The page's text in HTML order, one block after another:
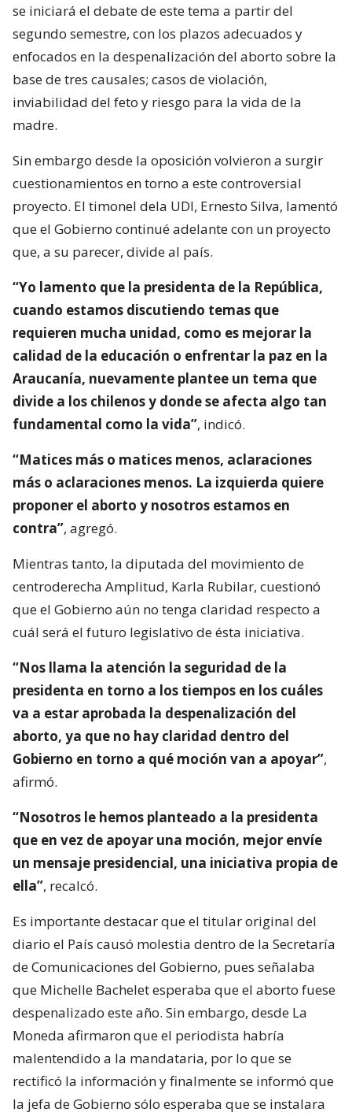
se iniciará el debate de este tema a partir del
segundo semestre, con los plazos adecuados y
enfocados en la despenalización del aborto sobre la
base de tres causales; casos de violación,
inviabilidad del feto y riesgo para la vida de la
madre.
Sin embargo desde la oposición volvieron a surgir
cuestionamientos en torno a este controversial
proyecto. El timonel dela UDI, Ernesto Silva, lamentó
que el Gobierno continué adelante con un proyecto
que, a su parecer, divide al país.
“Yo lamento que la presidenta de la República,
cuando estamos discutiendo temas que
requieren mucha unidad, como es mejorar la
calidad de la educación o enfrentar la paz en la
Araucanía, nuevamente plantee un tema que
divide a los chilenos y donde se afecta algo tan
fundamental como la vida”, indicó.
“Matices más o matices menos, aclaraciones
más o aclaraciones menos. La izquierda quiere
proponer el aborto y nosotros estamos en
contra”, agregó.
Mientras tanto, la diputada del movimiento de
centroderecha Amplitud, Karla Rubilar, cuestionó
que el Gobierno aún no tenga claridad respecto a
cuál será el futuro legislativo de ésta iniciativa.
“Nos llama la atención la seguridad de la
presidenta en torno a los tiempos en los cuáles
va a estar aprobada la despenalización del
aborto, ya que no hay claridad dentro del
Gobierno en torno a qué moción van a apoyar”,
afirmó.
“Nosotros le hemos planteado a la presidenta
que en vez de apoyar una moción, mejor envíe
un mensaje presidencial, una iniciativa propia de
ella”, recalcó.
Es importante destacar que el titular original del
diario el País causó molestia dentro de la Secretaría
de Comunicaciones del Gobierno, pues señalaba
que Michelle Bachelet esperaba que el aborto fuese
despenalizado este año. Sin embargo, desde La
Moneda afirmaron que el periodista habría
malentendido a la mandataria, por lo que se
rectificó la información y finalmente se informó que
la jefa de Gobierno sólo esperaba que se instalara